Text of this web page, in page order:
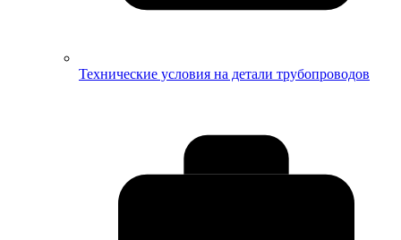
Технические условия на детали трубопроводов